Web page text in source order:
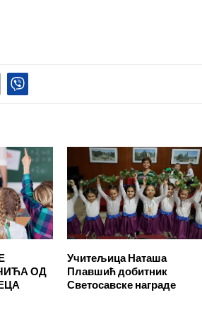
ОД
Учитељица Наташа
Плавшић добитник
Светосавске награде